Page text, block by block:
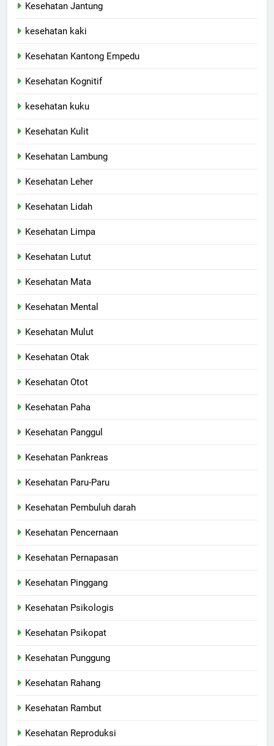
Kesehatan Jantung
kesehatan kaki
Kesehatan Kantong Empedu
Kesehatan Kognitif
kesehatan kuku
Kesehatan Kulit
Kesehatan Lambung
Kesehatan Leher
Kesehatan Lidah
Kesehatan Limpa
Kesehatan Lutut
Kesehatan Mata
Kesehatan Mental
Kesehatan Mulut
Kesehatan Otak
Kesehatan Otot
Kesehatan Paha
Kesehatan Panggul
Kesehatan Pankreas
Kesehatan Paru-Paru
Kesehatan Pembuluh darah
Kesehatan Pencernaan
Kesehatan Pernapasan
Kesehatan Pinggang
Kesehatan Psikologis
Kesehatan Psikopat
Kesehatan Punggung
Kesehatan Rahang
Kesehatan Rambut
Kesehatan Reproduksi